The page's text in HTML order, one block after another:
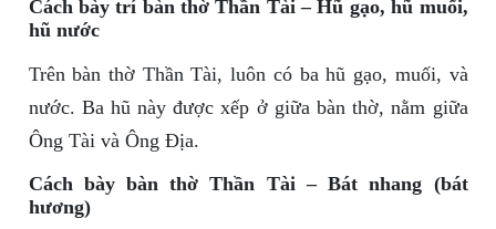
Cách bày trí bàn thờ Thần Tài – Hũ gạo, hũ muối,
hũ nước
Trên bàn thờ Thần Tài, luôn có ba hũ gạo, muối, và
nước. Ba hũ này được xếp ở giữa bàn thờ, nằm giữa
Ông Tài và Ông Địa.
Cách bày bàn thờ Thần Tài – Bát nhang (bát
hương)